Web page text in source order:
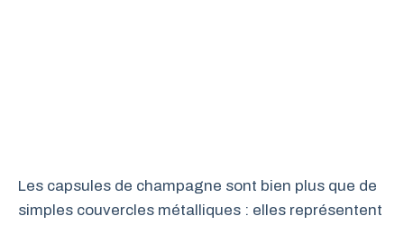
Les capsules de champagne sont bien plus que de
simples couvercles métalliques : elles représentent